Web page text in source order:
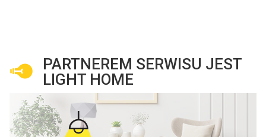
PARTNEREM SERWISU JEST
LIGHT HOME